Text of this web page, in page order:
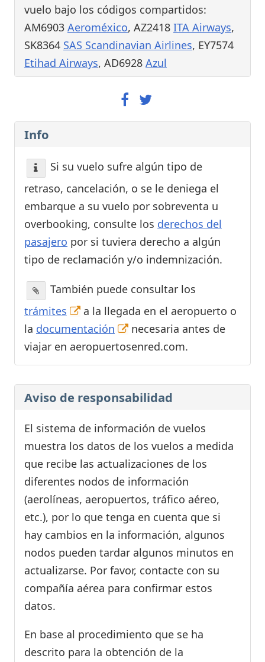
vuelo bajo los códigos compartidos:
AM6903 Aeroméxico, AZ2418 ITA Airways,
SK8364 SAS Scandinavian Airlines, EY7574
Etihad Airways, AD6928 Azul
Info
Si su vuelo sufre algún tipo de
retraso, cancelación, o se le deniega el
embarque a su vuelo por sobreventa u
overbooking, consulte los derechos del
pasajero por si tuviera derecho a algún
tipo de reclamación y/o indemnización.
También puede consultar los
trámites
a la llegada en el aeropuerto o
la documentación
necesaria antes de
viajar en aeropuertosenred.com.
Aviso de responsabilidad
El sistema de información de vuelos
muestra los datos de los vuelos a medida
que recibe las actualizaciones de los
diferentes nodos de información
(aerolíneas, aeropuertos, tráfico aéreo,
etc.), por lo que tenga en cuenta que si
hay cambios en la información, algunos
nodos pueden tardar algunos minutos en
actualizarse. Por favor, contacte con su
compañía aérea para confirmar estos
datos.
En base al procedimiento que se ha
descrito para la obtención de la